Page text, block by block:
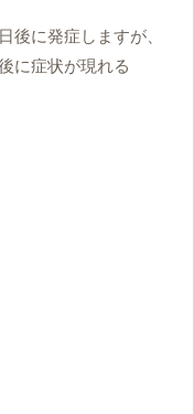
後に発症しますが、
に症状が現れる